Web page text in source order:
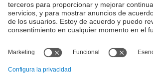
encontraréis en la raíz de español,
personalizados de contacto.
Formulario de contacto